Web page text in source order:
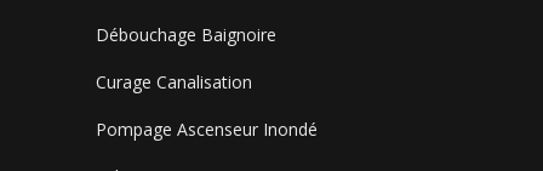
Débouchage Baignoire
Curage Canalisation
Pompage Ascenseur Inondé